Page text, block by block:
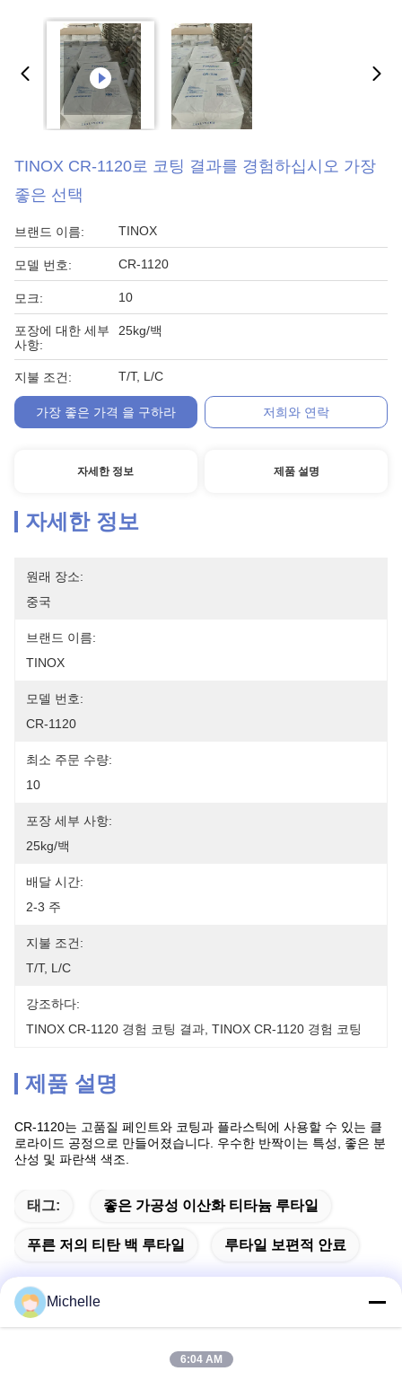
TINOX CR-1120로 코팅 결과를 경험하십시오 가장
좋은 선택
브랜드 이름: TINOX
모델 번호: CR-1120
모크: 10
포장에 대한 세부
사항:
25kg/백
지불 조건: T/T, L/C
가장 좋은 가격 을 구하라 저희와 연락
자세한 정보 제품 설명
자세한 정보
원래 장소:
중국
브랜드 이름:
TINOX
모델 번호:
CR-1120
최소 주문 수량:
10
포장 세부 사항:
25kg/백
배달 시간:
2-3 주
지불 조건:
T/T, L/C
강조하다:
TINOX CR-1120 경험 코팅 결과 TINOX CR-1120 경험 코팅
제품 설명
CR-1120는 고품질 페인트와 코팅과 플라스틱에 사용할 수 있는 클
로라이드 공정으로 만들어졌습니다. 우수한 반짝이는 특성, 좋은 분
산성 및 파란색 색조.
태그: 좋은 가공성 이산화 티타늄 루타일
푸른 저의 티탄 백 루타일 루타일 보편적 안료
Michelle
6:04 AM